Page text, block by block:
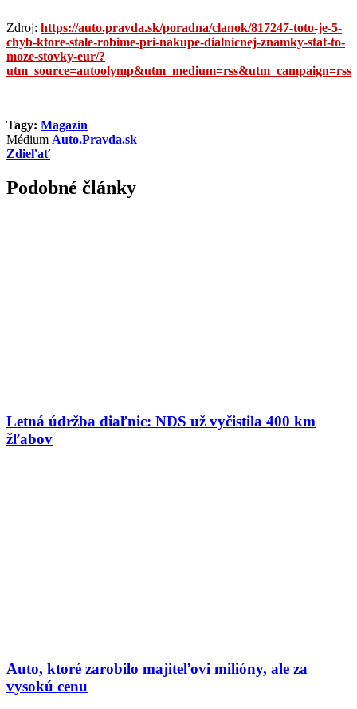
Zdroj: https://auto.pravda.sk/poradna/clanok/817247-toto-je-5-
chyb-ktore-stale-robime-pri-nakupe-dialnicnej-znamky-stat-to-
moze-stovky-eur/?
utm_source=autoolymp&utm_medium=rss&utm_campaign=rss
Tagy: Magazín
Médium Auto.Pravda.sk
Zdieľať
Podobné články
Letná údržba diaľnic: NDS už vyčistila 400 km
žľabov
Auto, ktoré zarobilo majiteľovi milióny, ale za
vysokú cenu